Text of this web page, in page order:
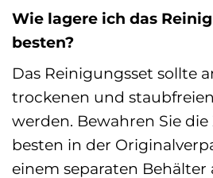
Wie lagere ich das
besten?
Das Reinigungsset sollte
trockenen und
werden. Bewahren Sie
besten in der
einem separaten Behälter